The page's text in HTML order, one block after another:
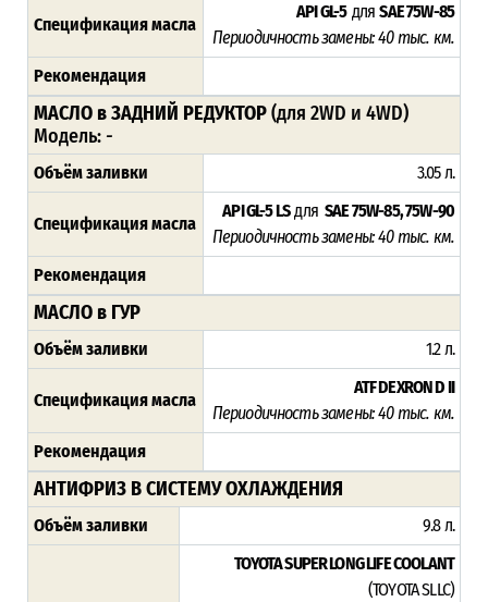
Спецификация масла
API GL-5 для SAE 75W-85
Периодичность замены: 40 тыс. км.
Рекомендация
МАСЛО в ЗАДНИЙ РЕДУКТОР(для 2WD и 4WD)
Модель: -
Объём заливки 3.05 л.
Спецификация масла
API GL-5 LSдляSAE 75W-85, 75W-90
Периодичность замены: 40 тыс. км.
Рекомендация
МАСЛО в ГУР
Объём заливки 1.2 л.
Спецификация масла
ATF DEXRON D II
Периодичность замены: 40 тыс. км.
Рекомендация
АНТИФРИЗ В СИСТЕМУ ОХЛАЖДЕНИЯ
Объём заливки 9.8 л.
TOYOTA SUPER LONG LIFE COOLANT
(TOYOTA SLLC)